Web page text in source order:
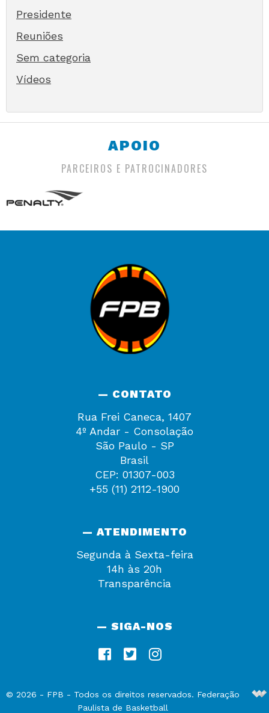
Presidente
Reuniões
Sem categoria
Vídeos
APOIO
PARCEIROS E PATROCINADORES
— CONTATO
Rua Frei Caneca, 1407
4º Andar - Consolação
São Paulo - SP
Brasil
CEP: 01307-003
+55 (11) 2112-1900
— ATENDIMENTO
Segunda à Sexta-feira
14h às 20h
Transparência
— SIGA-NOS
© 2026 - FPB - Todos os direitos reservados. Federação
Paulista de Basketball